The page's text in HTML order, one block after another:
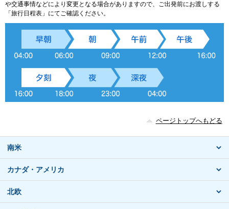
や交通事情などにより変更となる場合がありますので、ご出発前にお渡しする
「旅行日程表」にてご確認ください。
ページトップへもどる
南米
カナダ・アメリカ
北欧